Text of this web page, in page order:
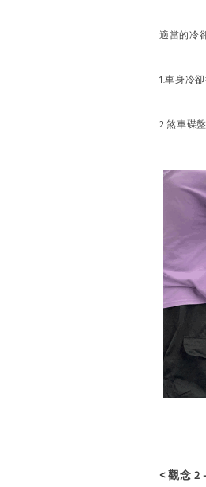
適當的冷
1.車身冷
2.煞車碟
< 觀念 2